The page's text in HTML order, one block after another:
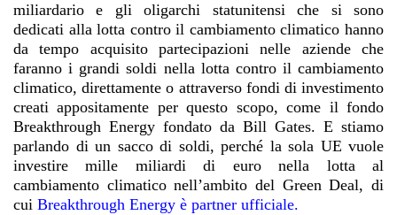
miliardario e gli oligarchi statunitensi che si sono
dedicati alla lotta contro il cambiamento climatico hanno
da tempo acquisito partecipazioni nelle aziende che
faranno i grandi soldi nella lotta contro il cambiamento
climatico, direttamente o attraverso fondi di investimento
creati appositamente per questo scopo, come il fondo
Breakthrough Energy fondato da Bill Gates. E stiamo
parlando di un sacco di soldi, perché la sola UE vuole
investire mille miliardi di euro nella lotta al
cambiamento climatico nell’ambito del Green Deal, di
cui Breakthrough Energy è partner ufficiale.